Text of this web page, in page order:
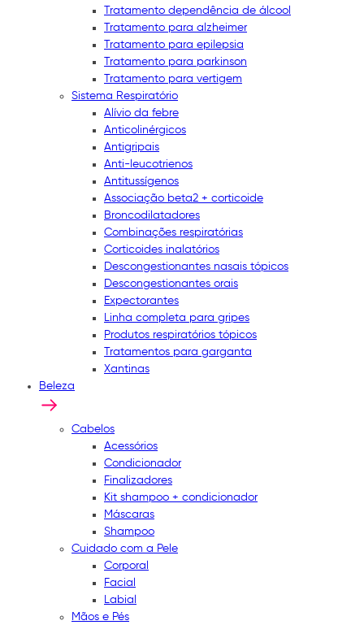
Tratamento dependência de álcool
Tratamento para alzheimer
Tratamento para epilepsia
Tratamento para parkinson
Tratamento para vertigem
Sistema Respiratório
Alívio da febre
Anticolinérgicos
Antigripais
Anti-leucotrienos
Antitussígenos
Associação beta2 + corticoide
Broncodilatadores
Combinações respiratórias
Corticoides inalatórios
Descongestionantes nasais tópicos
Descongestionantes orais
Expectorantes
Linha completa para gripes
Produtos respiratórios tópicos
Tratamentos para garganta
Xantinas
Beleza
Cabelos
Acessórios
Condicionador
Finalizadores
Kit shampoo + condicionador
Máscaras
Shampoo
Cuidado com a Pele
Corporal
Facial
Labial
Mãos e Pés